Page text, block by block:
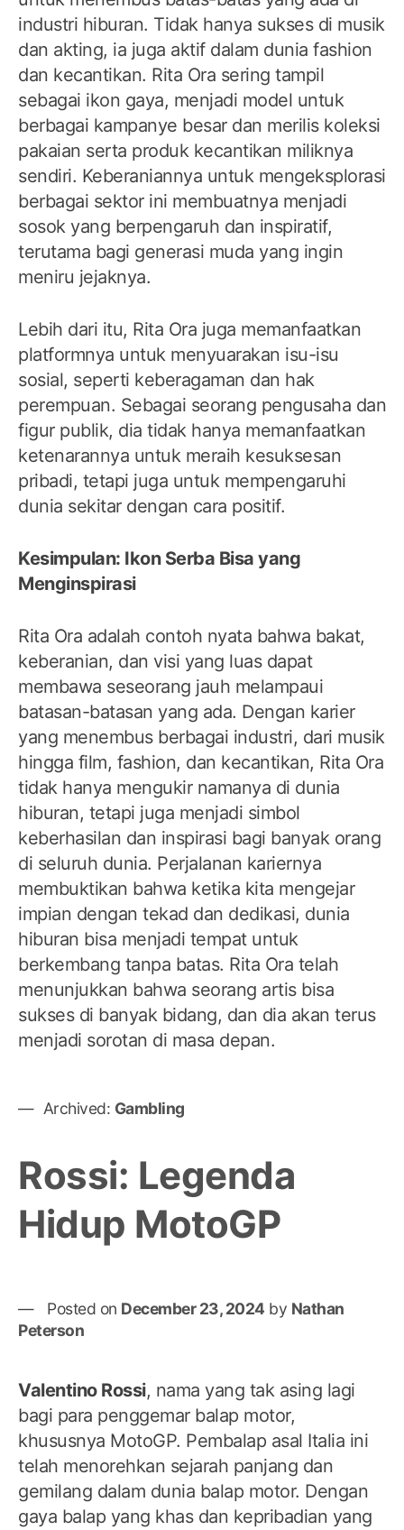
industri hiburan. Tidak hanya sukses di musik
dan akting, ia juga aktif dalam dunia fashion
dan kecantikan. Rita Ora sering tampil
sebagai ikon gaya, menjadi model untuk
berbagai kampanye besar dan merilis koleksi
pakaian serta produk kecantikan miliknya
sendiri. Keberaniannya untuk mengeksplorasi
berbagai sektor ini membuatnya menjadi
sosok yang berpengaruh dan inspiratif,
terutama bagi generasi muda yang ingin
meniru jejaknya.
Lebih dari itu, Rita Ora juga memanfaatkan
platformnya untuk menyuarakan isu-isu
sosial, seperti keberagaman dan hak
perempuan. Sebagai seorang pengusaha dan
figur publik, dia tidak hanya memanfaatkan
ketenarannya untuk meraih kesuksesan
pribadi, tetapi juga untuk mempengaruhi
dunia sekitar dengan cara positif.
Kesimpulan: Ikon Serba Bisa yang
Menginspirasi
Rita Ora adalah contoh nyata bahwa bakat,
keberanian, dan visi yang luas dapat
membawa seseorang jauh melampaui
batasan-batasan yang ada. Dengan karier
yang menembus berbagai industri, dari musik
hingga film, fashion, dan kecantikan, Rita Ora
tidak hanya mengukir namanya di dunia
hiburan, tetapi juga menjadi simbol
keberhasilan dan inspirasi bagi banyak orang
di seluruh dunia. Perjalanan kariernya
membuktikan bahwa ketika kita mengejar
impian dengan tekad dan dedikasi, dunia
hiburan bisa menjadi tempat untuk
berkembang tanpa batas. Rita Ora telah
menunjukkan bahwa seorang artis bisa
sukses di banyak bidang, dan dia akan terus
menjadi sorotan di masa depan.
Archived: Gambling
Rossi: Legenda
Hidup MotoGP
Posted on December 23, 2024 by Nathan
Peterson
Valentino Rossi, nama yang tak asing lagi
bagi para penggemar balap motor,
khususnya MotoGP. Pembalap asal Italia ini
telah menorehkan sejarah panjang dan
gemilang dalam dunia balap motor. Dengan
gaya balap yang khas dan kepribadian yang